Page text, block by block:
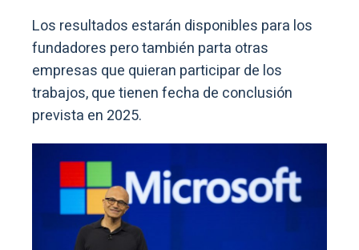
Los resultados estarán disponibles para los
fundadores pero también parta otras
empresas que quieran participar de los
trabajos, que tienen fecha de conclusión
prevista en 2025.